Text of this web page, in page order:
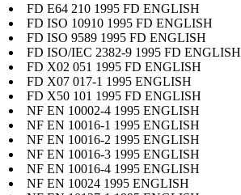
FD E64 210 1995 FD ENGLISH
FD ISO 10910 1995 FD ENGLISH
FD ISO 9589 1995 FD ENGLISH
FD ISO/IEC 2382-9 1995 FD ENGLISH
FD X02 051 1995 FD ENGLISH
FD X07 017-1 1995 ENGLISH
FD X50 101 1995 FD ENGLISH
NF EN 10002-4 1995 ENGLISH
NF EN 10016-1 1995 ENGLISH
NF EN 10016-2 1995 ENGLISH
NF EN 10016-3 1995 ENGLISH
NF EN 10016-4 1995 ENGLISH
NF EN 10024 1995 ENGLISH